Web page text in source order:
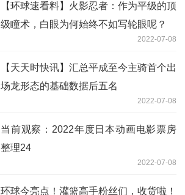
【环球速看料】火影忍者：作为平级的顶
级瞳术，白眼为何始终不如写轮眼呢？
2022-07-08
【天天时快讯】汇总平成至今主骑首个出
场龙形态的基础数据后五名
2022-07-08
当前观察：2022年度日本动画电影票房
整理24
2022-07-08
环球今亮点！灌篮高手粉丝们，收货啦！